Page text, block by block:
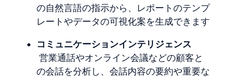
の自然言語の指示から、 レポートのテンプ
レートやデータの可視化案を生成できます
コミュニケーションインテリジェンス
営業通話やオンライン会議などの顧客と
の会話を分析し、会話内容の要約や重要な